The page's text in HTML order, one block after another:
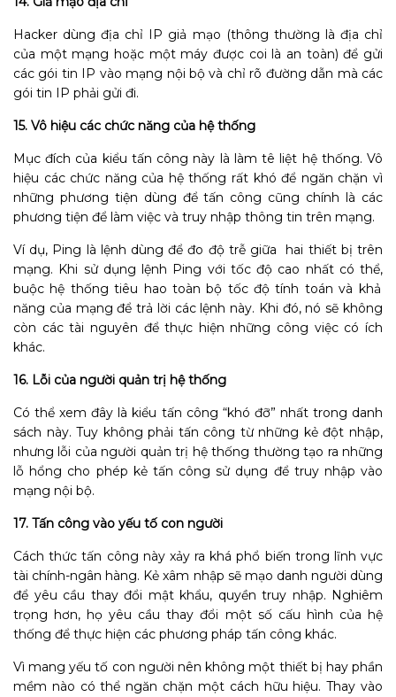
Hacker dùng địa chỉ IP giả mạo (thông thường là địa chỉ
của một mạng hoặc một máy được coi là an toàn) để gửi
các gói tin IP vào mạng nội bộ và chỉ rõ đường dẫn mà các
gói tin IP phải gửi đi.
15. Vô hiệu các chức năng của hệ thống
Mục đích của kiểu tấn công này là làm tê liệt hệ thống. Vô
hiệu các chức năng của hệ thống rất khó để ngăn chặn vì
những phương tiện dùng để tấn công cũng chính là các
phương tiện để làm việc và truy nhập thông tin trên mạng.
Ví dụ, Ping là lệnh dùng để đo độ trễ giữa hai thiết bị trên
mạng. Khi sử dụng lệnh Ping với tốc độ cao nhất có thể,
buộc hệ thống tiêu hao toàn bộ tốc độ tính toán và khả
năng của mạng để trả lời các lệnh này. Khi đó, nó sẽ không
còn các tài nguyên để thực hiện những công việc có ích
khác.
16. Lỗi của người quản trị hệ thống
Có thể xem đây là kiểu tấn công “khó đỡ” nhất trong danh
sách này. Tuy không phải tấn công từ những kẻ đột nhập,
nhưng lỗi của người quản trị hệ thống thường tạo ra những
lỗ hổng cho phép kẻ tấn công sử dụng để truy nhập vào
mạng nội bộ.
17. Tấn công vào yếu tố con người
Cách thức tấn công này xảy ra khá phổ biến trong lĩnh vực
tài chính-ngân hàng. Kẻ xâm nhập sẽ mạo danh người dùng
để yêu cầu thay đổi mật khẩu, quyền truy nhập. Nghiêm
trọng hơn, họ yêu cầu thay đổi một số cấu hình của hệ
thống để thực hiện các phương pháp tấn công khác.
Vì mang yếu tố con người nên không một thiết bị hay phần
mềm nào có thể ngăn chặn một cách hữu hiệu. Thay vào